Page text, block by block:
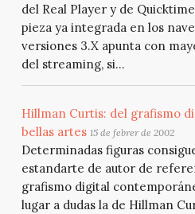
del Real Player y de
pieza ya integrada en los
versiones 3.X apunta con
del streaming, si...
Hillman Curtis: del grafismo
bellas artes 15 de febrer de 2002
Determinadas figuras
estandarte de autor de
grafismo digital
lugar a dudas la de Hillman